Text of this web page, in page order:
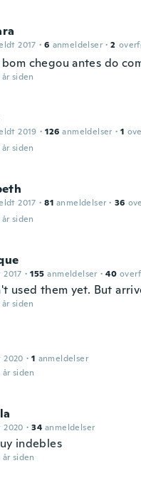
2017 · 6 anmeldelser · 2
chegou antes do
siden
2019 · 126 anmeldelser · 1
siden
2017 · 81 anmeldelser · 36
siden
· 155 anmeldelser · 40
used them yet. But
siden
2020 · 1 anmeldelser
siden
2020 · 34 anmeldelser
indebles
siden